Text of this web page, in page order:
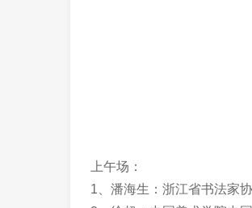
上午场：
1、 潘海生：浙江省书法家